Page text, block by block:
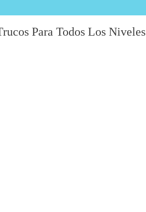
Para Todos Los Niveles